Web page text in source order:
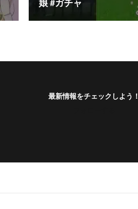
娘 #ガチャ
最新情報をチェックしよう！